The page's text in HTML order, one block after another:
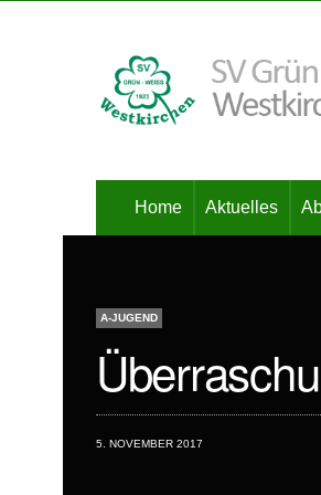
Home Aktuelles
A-JUGEND
5. NOVEMBER 2017